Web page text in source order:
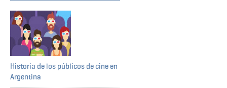
Historia de los públicos de cine en
Argentina